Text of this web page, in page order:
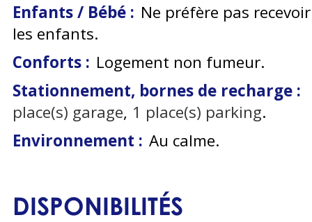
Enfants / Bébé : Ne préfère pas recevoir
les enfants
Conforts : Logement non fumeur
Stationnement, bornes de recharge :
place(s) garage 1 place(s) parking
Environnement : Au calme
DISPONIBILITÉS